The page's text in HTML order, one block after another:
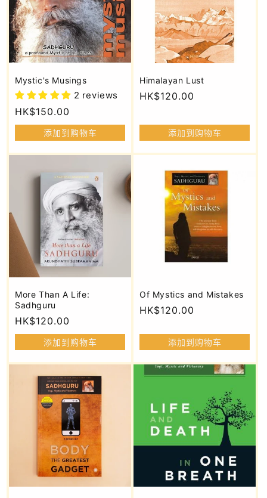
Mystic's Musings
2 reviews
常
规
价
格
HK$150.00
添加到购物车
Himalayan Lust
常
价
格
HK$120.00
添加到购物车
More Than A Life:
Sadhguru
常
规
价
格
HK$120.00
添加到购物车
Of Mystics and Mistakes
常
格
HK$120.00
添加到购物车